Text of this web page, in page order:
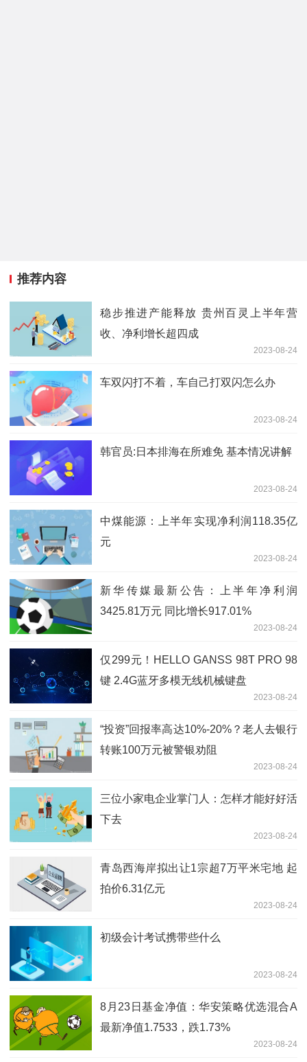
推荐内容
稳步推进产能释放 贵州百灵上半年营
收、净利增长超四成
2023-08-24
车双闪打不着，车自己打双闪怎么办
2023-08-24
韩官员:日本排海在所难免 基本情况讲解
2023-08-24
中煤能源：上半年实现净利润118.35亿
元
2023-08-24
新华传媒最新公告：上半年净利润
3425.81万元 同比增长917.01%
2023-08-24
仅299元！HELLO GANSS 98T PRO 98
键 2.4G蓝牙多模无线机械键盘
2023-08-24
“投资”回报率高达10%-20%？老人去银行
转账100万元被警银劝阻
2023-08-24
三位小家电企业掌门人：怎样才能好好活
下去
2023-08-24
青岛西海岸拟出让1宗超7万平米宅地 起
拍价6.31亿元
2023-08-24
初级会计考试携带些什么
2023-08-24
8月23日基金净值：华安策略优选混合A
最新净值1.7533，跌1.73%
2023-08-24